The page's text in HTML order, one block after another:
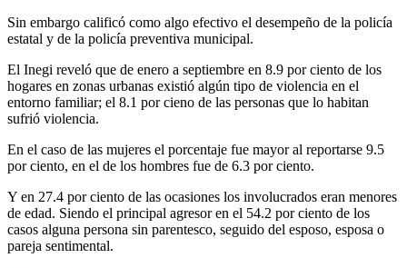
Sin embargo calificó como algo efectivo el desempeño de la policía
estatal y de la policía preventiva municipal.
El Inegi reveló que de enero a septiembre en 8.9 por ciento de los
hogares en zonas urbanas existió algún tipo de violencia en el
entorno familiar; el 8.1 por cieno de las personas que lo habitan
sufrió violencia.
En el caso de las mujeres el porcentaje fue mayor al reportarse 9.5
por ciento, en el de los hombres fue de 6.3 por ciento.
Y en 27.4 por ciento de las ocasiones los involucrados eran menores
de edad. Siendo el principal agresor en el 54.2 por ciento de los
casos alguna persona sin parentesco, seguido del esposo, esposa o
pareja sentimental.